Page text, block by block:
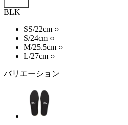
BLK
SS/22cm ○
S/24cm ○
M/25.5cm ○
L/27cm ○
バリエーション